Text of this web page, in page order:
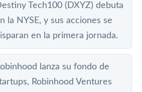
Tech100 (DXYZ) debuta
la NYSE, y sus acciones se
en la primera jornada.
lanza su fondo de
Robinhood Ventures